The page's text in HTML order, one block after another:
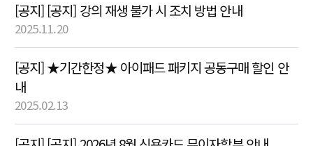
[공지] [공지] 강의 재생 불가 시 조치 방법 안내
2025.11.20
[공지] ★기간한정★ 아이패드 패키지 공동구매 할인 안
내
2025.02.13